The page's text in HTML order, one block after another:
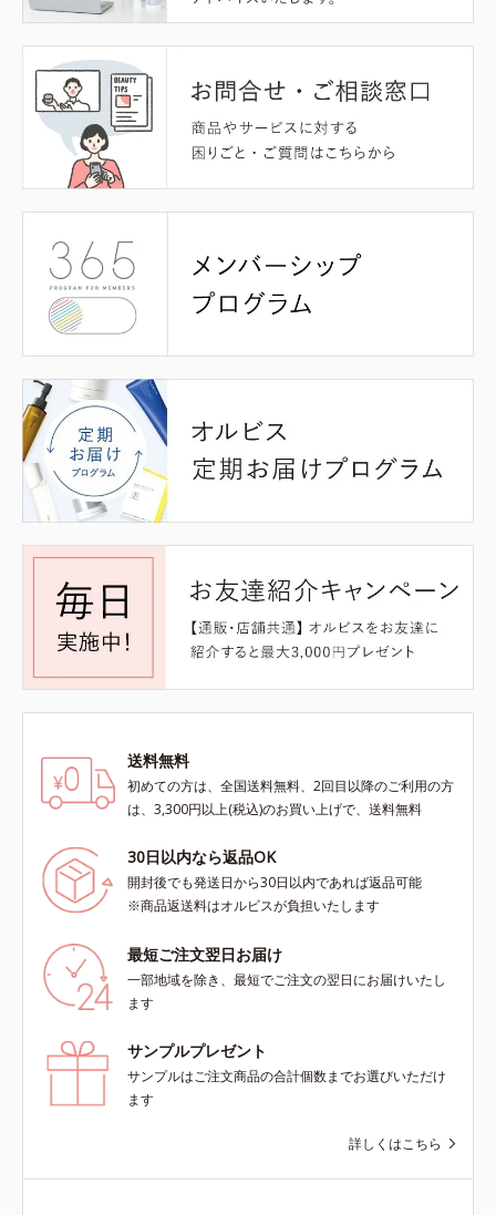
送料無料
初めての方は、全国送料無料、2回目以降のご利用の方
は、3,300円以上(税込)のお買い上げで、送料無料
30日以内なら返品OK
開封後でも発送日から30日以内であれば返品可能
※商品返送料はオルビスが負担いたします
最短ご注文翌日お届け
一部地域を除き、最短でご注文の翌日にお届けいたし
ます
サンプルプレゼント
サンプルはご注文商品の合計個数までお選びいただけ
ます
詳しくはこちら